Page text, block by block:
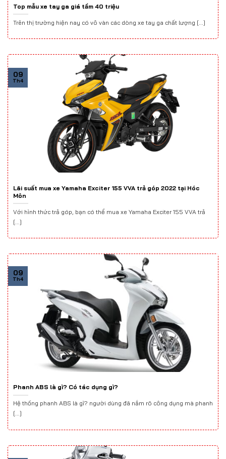
Top mẫu xe tay ga giá tầm 40 triệu
Trên thị trường hiện nay có vô vàn các dòng xe tay ga chất lượng [...]
Lãi suất mua xe Yamaha Exciter 155 VVA trả góp 2022 tại Hóc
Môn
Với hình thức trả góp, bạn có thể mua xe Yamaha Exciter 155 VVA trả
[...]
09
Th4
Phanh ABS là gì? Có tác dụng gì?
Hệ thống phanh ABS là gì? người dùng đã nắm rõ công dụng mà phanh
[...]
09
Th4